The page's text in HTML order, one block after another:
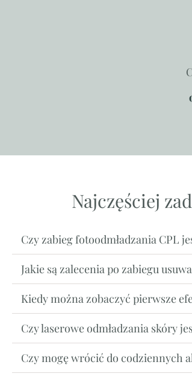
Najczęściej
Czy zabieg fotoodmładzania CPL
Jakie są zalecenia po zabiegu
Kiedy można zobaczyć pierwsze
Czy laserowe odmładzania skóry
Czy mogę wrócić do codziennych